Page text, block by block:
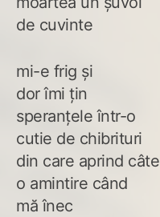
de cuvinte
mi-e frig și
dor îmi țin
speranțele într-o
cutie de chibrituri
din care aprind câte
o amintire când
mă înec